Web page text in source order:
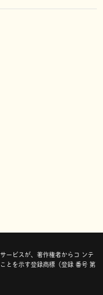
ービスが、著作権者からコ ンテ
とを示す登録商標（登録 番号 第